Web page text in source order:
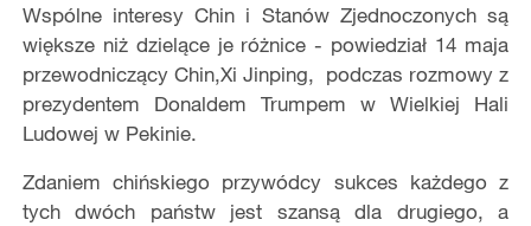
Wspólne interesy Chin i Stanów Zjednoczonych są
większe niż dzielące je różnice - powiedział 14 maja
przewodniczący Chin,Xi Jinping, podczas rozmowy z
prezydentem Donaldem Trumpem w Wielkiej Hali
Ludowej w Pekinie.
Zdaniem chińskiego przywódcy sukces każdego z
tych dwóch państw jest szansą dla drugiego, a